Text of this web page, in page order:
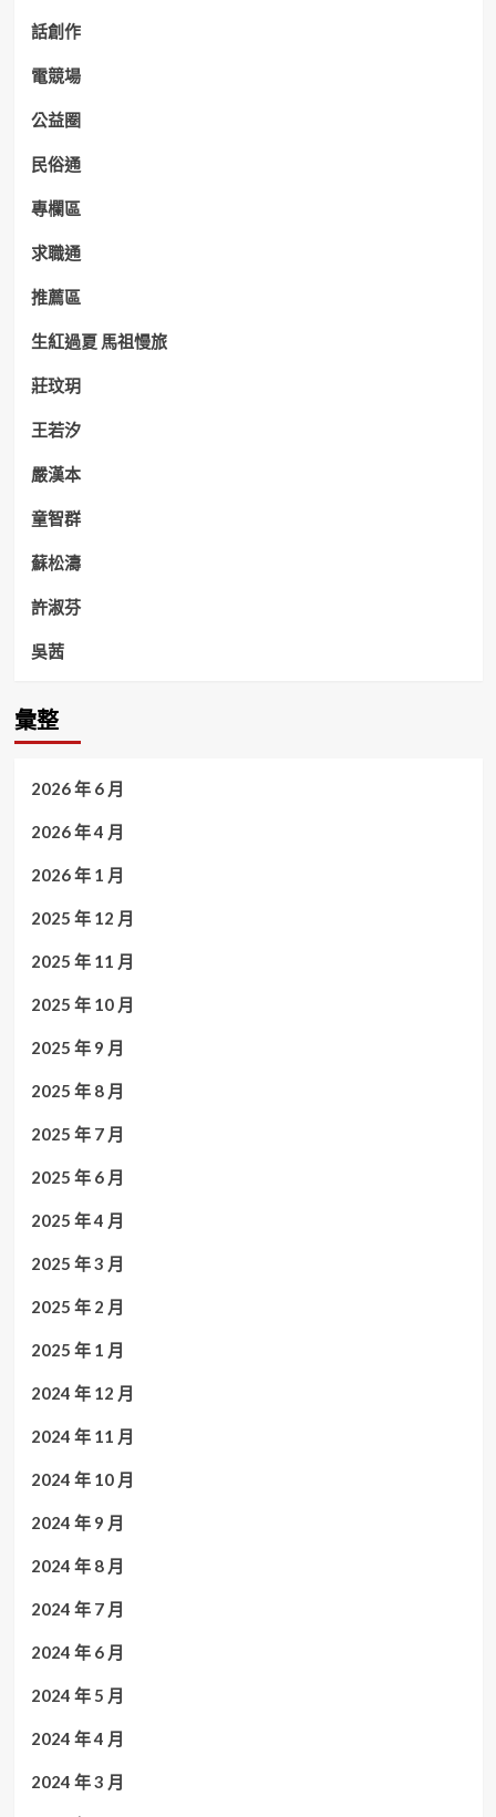
話創作
電競場
公益圈
民俗通
專欄區
求職通
推薦區
生紅過夏 馬祖慢旅
莊玟玥
王若汐
嚴漢本
童智群
蘇松濤
許淑芬
吳茜
彙整
2026 年 6 月
2026 年 4 月
2026 年 1 月
2025 年 12 月
2025 年 11 月
2025 年 10 月
2025 年 9 月
2025 年 8 月
2025 年 7 月
2025 年 6 月
2025 年 4 月
2025 年 3 月
2025 年 2 月
2025 年 1 月
2024 年 12 月
2024 年 11 月
2024 年 10 月
2024 年 9 月
2024 年 8 月
2024 年 7 月
2024 年 6 月
2024 年 5 月
2024 年 4 月
2024 年 3 月